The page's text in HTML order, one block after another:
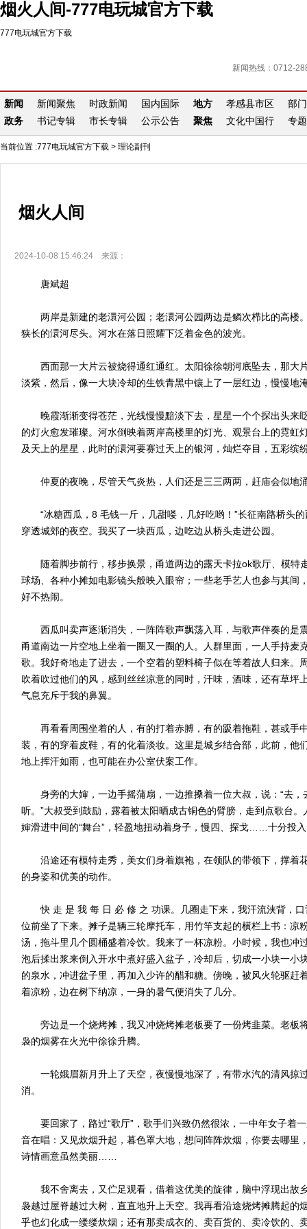
烟火人间-777电玩城官方下载
777电玩城官方下载
新闻热线：0712-
新闻 新闻聚焦 时政新闻 国内国际 地方 孝感县市区
部门
政务
书记专辑 市长专辑 公示公告 聚焦 文化中国行 专题
当前位置 :777电玩城官方下载 > 理论副刊
烟火人间
2024-10-08 15:46:24 来源：
唐斌超
两岸是新建的老澴河公园；老澴河公园两边是鳞次栉比的高楼
狭长的澴河尽头。河水在落日照耀下泛着金色的波光。
西面那一大片云被烧得通红通红。太阳徐徐朝河底坠去，那大
淡紫，然后，像一大块冷却的生铁青黑中镶上了一层红边，慢慢地
晚霞渐渐变得苍茫，光线慢慢黯淡下去，星星一个个探出头来
的灯火愈发璀璨。河水倒映着两岸高楼里的灯光、观景台上的霓虹
及天上的星星，此时的澴河要赛过天上的银河，灿烂夺目，五彩缤
仲夏的夜晚，尽管天气炎热，人们还是三三两两，赶庙会似地
“冰糖西瓜，8 毛钱一斤，几甜喽，几好吃哟！”长征南路桥头的
穿透城郊的夜空。我买了一块西瓜，边吃边从桥头走进公园。
随着脚步前行，移步换景，甬道两边的露天卡拉ok歌厅、模特
球场、各种小摊如电影镜头般映入眼帘；一些老手艺人也参与其间
好不热闹。
西瓜叫卖声逐渐消失，一阵阵歌声飘荡入耳，与歌声伴奏的是
甬道南边一片空地上坐着一圈又一圈的人。人群里面，一人手持麦
歌。我好奇地走了进去，一个空着的塑料椅子似在等着故人归来。
吹着吹过他们的风，感到丝丝凉意的同时，汗味，酒味，还有草坪
气息充斥于我的鼻翼。
再看看周围坐着的人，有的打着赤膊，有的趿着拖鞋，甚或手
装，有的穿着皮鞋，有的化着淡妆。这里是城乡结合部，此前，他
地上挥汗如雨，也可能在办公室伏案工作。
身旁的大婶，一边手摇蒲扇，一边推搡着一位大叔，说：“去，
听。”大叔受到鼓励，露着被太阳晒成古铜色的臂膀，走到点歌台
婶滑进中间的“舞台”，轻盈地扭动着身子，慢四、探戈……十分投
沿途还有模特走秀，美女们身着旗袍，在领队的带领下，撑着
的身姿和优美的动作。
快 走 是 我 每 日 必 修 之 功课。几圈走下来，我汗流浃背，口
位前坐了下来。摊子是辆三轮摩托车，用竹竿支起的横栏上书：凉
汤，拖斗里几个圆桶盛着冷饮。我来了一杯凉粉。小时候，我也冲
泡后揉出浆来倒入开水中煮好盛入盆子，冷却后，切成一小块一小
的泉水，冲进盆子里，再加入少许的醋和糖。傍晚，被风火轮驱赶
着凉粉，边在树下纳凉，一身的暑气便消失了几分。
旁边是一个烧烤摊，我又冲烧烤摊老板要了一份烤韭菜。老板
袅的烟雾在火光中徐徐升腾。
一轮娥眉新月升上了天空，夜慢慢地深了，有带水汽的清风掠
消。
要回家了，路过“歌厅”，歌手们兴致仍然很浓，一中年女子着
音在唱：又见炊烟升起，暮色罩大地，想问阵阵炊烟，你要去哪里
诗情画意虽然美丽……
我不舍离去，又伫足观看，借着这优美的旋律，脑中浮现出故
袅越过屋脊越过大树，直直地升上天空。我再看沿途烧烤摊腾起的
乎也幻化成一缕缕炊烟；还有那卖成衣的、卖百货的、卖冷饮的